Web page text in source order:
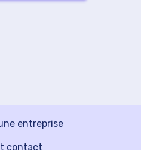
entreprise
contact